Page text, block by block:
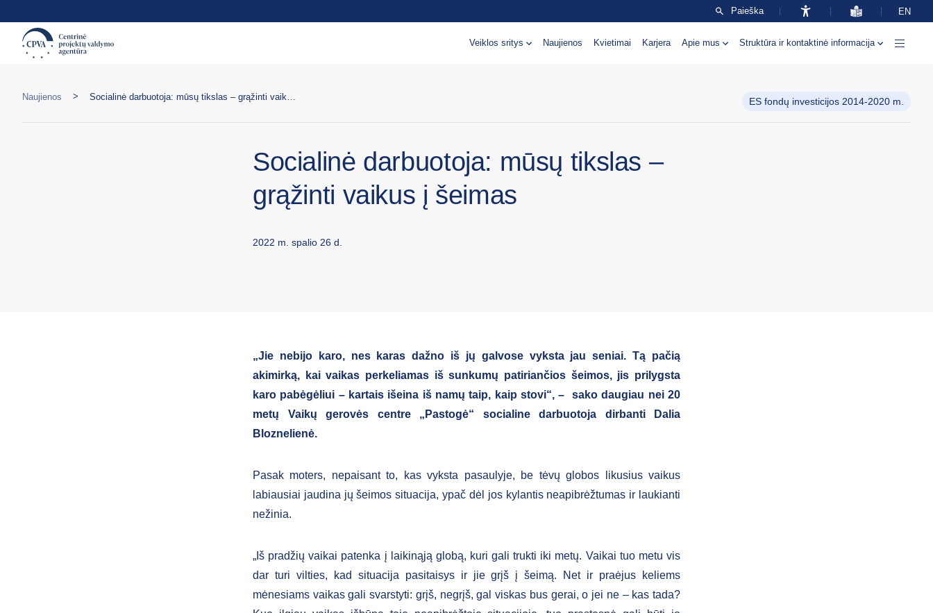
Paieška EN
Veiklos sritys Naujienos Kvietimai Karjera Apie mus Struktūra ir kontaktinė informacija
Naujienos > ES fondų investicijos 2014-2020 m.
Socialinė darbuotoja: mūsų tikslas –
grąžinti vaikus į šeimas
2022 m. spalio 26 d.
„Jie nebijo karo, nes karas dažno iš jų galvose vyksta jau seniai. Tą pačią
akimirką, kai vaikas perkeliamas iš sunkumų patiriančios šeimos, jis prilygsta
karo pabėgėliui – kartais išeina iš namų taip, kaip stovi“, – sako daugiau nei 20
metų Vaikų gerovės centre „Pastogė“ socialine darbuotoja dirbanti Dalia
Bloznelienė.
Pasak moters, nepaisant to, kas vyksta pasaulyje, be tėvų globos likusius vaikus
labiausiai jaudina jų šeimos situacija, ypač dėl jos kylantis neapibrėžtumas ir laukianti
nežinia.
„Iš pradžių vaikai patenka į laikinąją globą, kuri gali trukti iki metų. Vaikai tuo metu vis
dar turi vilties, kad situacija pasitaisys ir jie grįš į šeimą. Net ir praėjus keliems
mėnesiams vaikas gali svarstyti: grįš, negrįš, gal viskas bus gerai, o jei ne – kas tada?